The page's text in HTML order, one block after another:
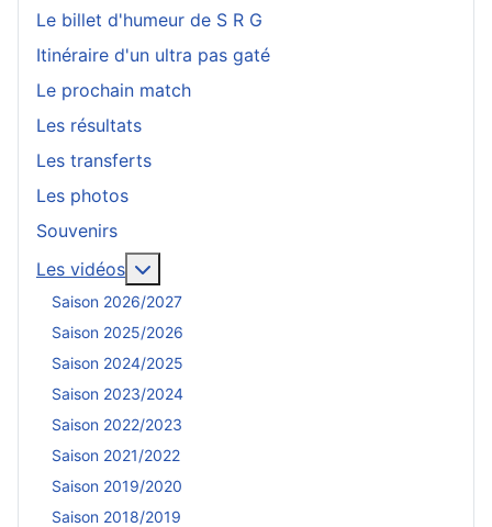
Le billet d'humeur de S R G
Itinéraire d'un ultra pas gaté
Le prochain match
Les résultats
Les transferts
Les photos
Souvenirs
Les vidéos
Saison 2026/2027
Saison 2025/2026
Saison 2024/2025
Saison 2023/2024
Saison 2022/2023
Saison 2021/2022
Saison 2019/2020
Saison 2018/2019